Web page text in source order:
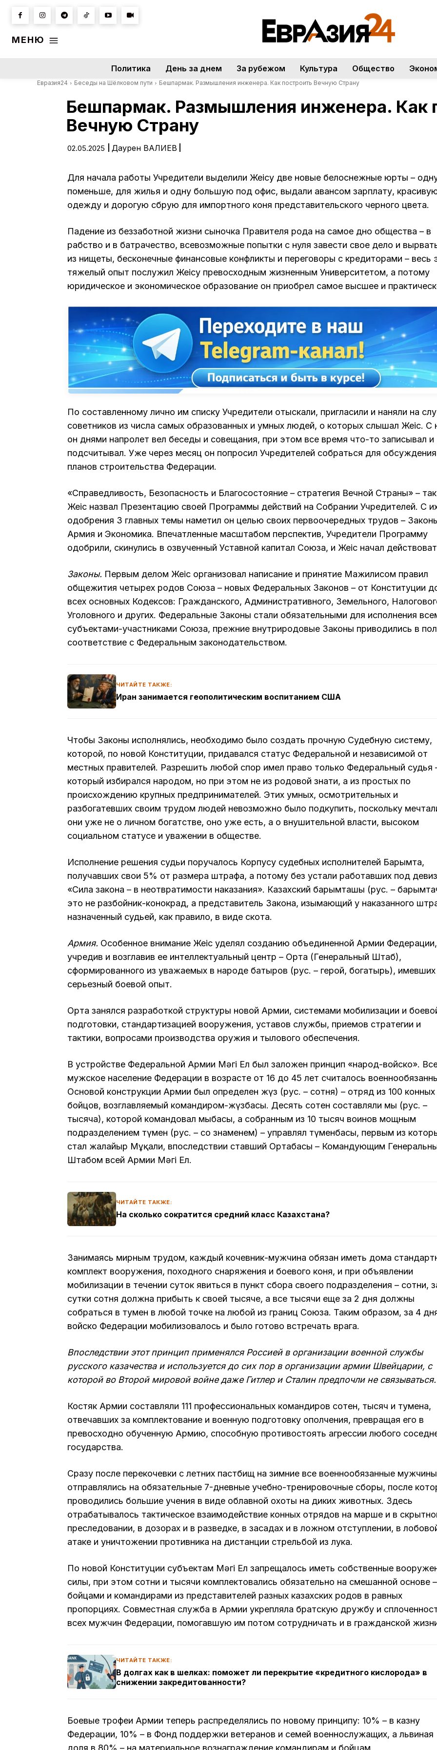
МЕНЮ
Политика День за днем За рубежом Культура Общество
Евразия24 Беседы на Шёлковом пути Бешпармак. Размышления инженера. Как построить Вечную Страну
Бешпармак. Размышления инженера. Как
Вечную Страну
02.05.2025 Даурен ВАЛИЕВ
Для начала работы Учредители выделили Жеңісу две новые белоснежные юрты –
поменьше, для жилья и одну большую под офис, выдали авансом зарплату,
одежду и дорогую сбрую для импортного коня представительского черного цвета.
Падение из беззаботной жизни сыночка Правителя рода на самое дно общества – в
рабство и в батрачество, всевозможные попытки с нуля завести свое дело и
из нищеты, бесконечные финансовые конфликты и переговоры с кредиторами – весь
тяжелый опыт послужил Жеңісу превосходным жизненным Университетом, а потому
юридическое и экономическое образование он приобрел самое высшее и
По составленному лично им списку Учредители отыскали, пригласили и наняли на
советников из числа самых образованных и умных людей, о которых слышал Жеңіс. С
он днями напролет вел беседы и совещания, при этом все время что-то записывал и
подсчитывал. Уже через месяц он попросил Учредителей собраться для обсуждения
планов строительства Федерации.
«Справедливость, Безопасность и Благосостояние – стратегия Вечной Страны» – так
Жеңіс назвал Презентацию своей Программы действий на Собрании Учредителей. С
одобрения 3 главных темы наметил он целью своих первоочередных трудов –
Армия и Экономика. Впечатленные масштабом перспектив, Учредители Программу
одобрили, скинулись в озвученный Уставной капитал Союза, и Жеңіс начал
Законы. Первым делом Жеңіс организовал написание и принятие Мажилисом правил
общежития четырех родов Союза – новых Федеральных Законов – от Конституции
всех основных Кодексов: Гражданского, Административного, Земельного,
Уголовного и других. Федеральные Законы стали обязательными для исполнения
субъектами-участниками Союза, прежние внутриродовые Законы приводились в
соответствие с Федеральным законодательством.
ЧИТАЙТЕ ТАКЖЕ:
Иран занимается геополитическим воспитанием США
Чтобы Законы исполнялись, необходимо было создать прочную Судебную систему,
которой, по новой Конституции, придавался статус Федеральной и независимой от
местных правителей. Разрешить любой спор имел право только Федеральный судья
который избирался народом, но при этом не из родовой знати, а из простых по
происхождению крупных предпринимателей. Этих умных, осмотрительных и
разбогатевших своим трудом людей невозможно было подкупить, поскольку
они уже не о личном богатстве, оно уже есть, а о внушительной власти, высоком
социальном статусе и уважении в обществе.
Исполнение решения судьи поручалось Корпусу судебных исполнителей Барымта,
получавших свои 5% от размера штрафа, а потому без устали работавших под
«Сила закона – в неотвратимости наказания». Казахский барымташы (рус. –
это не разбойник-конокрад, а представитель Закона, изымающий у наказанного
назначенный судьей, как правило, в виде скота.
Армия. Особенное внимание Жеңіс уделял созданию объединенной Армии Федерации,
учредив и возглавив ее интеллектуальный центр – Орта (Генеральный Штаб),
сформированного из уважаемых в народе батыров (рус. – герой, богатырь), имевших
серьезный боевой опыт.
Орта занялся разработкой структуры новой Армии, системами мобилизации и
подготовки, стандартизацией вооружения, уставов службы, приемов стратегии и
тактики, вопросами производства оружия и тылового обеспечения.
В устройстве Федеральной Армии Мәңгі Ел был заложен принцип «народ-войско».
мужское население Федерации в возрасте от 16 до 45 лет считалось
Основой конструкции Армии был определен жүз (рус. – сотня) – отряд из 100 конных
бойцов, возглавляемый командиром-жүзбасы. Десять сотен составляли мың (рус. –
тысяча), которой командовал мыңбасы, а собранным из 10 тысяч воинов мощным
подразделением түмен (рус. – со знаменем) – управлял түменбасы, первым из
стал жалайыр Мұқали, впоследствии ставший Ортабасы – Командующим
Штабом всей Армии Мәңгі Ел.
ЧИТАЙТЕ ТАКЖЕ:
На сколько сократится средний класс Казахстана?
Занимаясь мирным трудом, каждый кочевник-мужчина обязан иметь дома
комплект вооружения, походного снаряжения и боевого коня, и при объявлении
мобилизации в течении суток явиться в пункт сбора своего подразделения – сотни,
сутки сотня должна прибыть к своей тысяче, а все тысячи еще за 2 дня должны
собраться в тумен в любой точке на любой из границ Союза. Таким образом, за 4
войско Федерации мобилизовалось и было готово встречать врага.
Впоследствии этот принцип применялся Россией в организации военной службы
русского казачества и используется до сих пор в организации армии Швейцарии, с
которой во Второй мировой войне даже Гитлер и Сталин предпочли не связываться.
Костяк Армии составляли 111 профессиональных командиров сотен, тысяч и тумена,
отвечавших за комплектование и военную подготовку ополчения, превращая его в
превосходно обученную Армию, способную противостоять агрессии любого
государства.
Сразу после перекочевки с летних пастбищ на зимние все военнообязанные мужчины
отправлялись на обязательные 7-дневные учебно-тренировочные сборы, после
проводились большие учения в виде облавной охоты на диких животных. Здесь
отрабатывалось тактическое взаимодействие конных отрядов на марше и в
преследовании, в дозорах и в разведке, в засадах и в ложном отступлении, в
атаке и уничтожении противника на дистанции стрельбой из лука.
По новой Конституции субъектам Мәңгі Ел запрещалось иметь собственные
силы, при этом сотни и тысячи комплектовались обязательно на смешанной основе –
бойцами и командирами из представителей разных казахских родов в равных
пропорциях. Совместная служба в Армии укрепляла братскую дружбу и
всех мужчин Федерации, помогавшую им потом сотрудничать и в гражданской
ЧИТАЙТЕ ТАКЖЕ:
В долгах как в шелках: поможет ли перекрытие «кредитного кислорода» в
снижении закредитованности?
Боевые трофеи Армии теперь распределялись по новому принципу: 10% – в казну
Федерации, 10% – в Фонд поддержки ветеранов и семей военнослужащих, а львиная
доля в 80% – на материальное вознаграждение командирам и бойцам.